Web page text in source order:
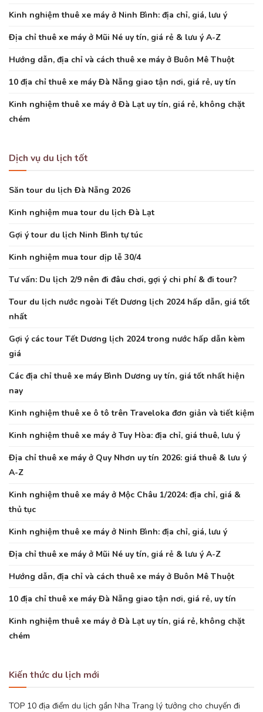
Kinh nghiệm thuê xe máy ở Ninh Bình: địa chỉ, giá, lưu ý
Địa chỉ thuê xe máy ở Mũi Né uy tín, giá rẻ & lưu ý A-Z
Hướng dẫn, địa chỉ và cách thuê xe máy ở Buôn Mê Thuột
10 địa chỉ thuê xe máy Đà Nẵng giao tận nơi, giá rẻ, uy tín
Kinh nghiệm thuê xe máy ở Đà Lạt uy tín, giá rẻ, không chặt
chém
Dịch vụ du lịch tốt
Săn tour du lịch Đà Nẵng 2026
Kinh nghiệm mua tour du lịch Đà Lạt
Gợi ý tour du lịch Ninh Bình tự túc
Kinh nghiệm mua tour dịp lễ 30/4
Tư vấn: Du lịch 2/9 nên đi đâu chơi, gợi ý chi phí & đi tour?
Tour du lịch nước ngoài Tết Dương lịch 2024 hấp dẫn, giá tốt
nhất
Gợi ý các tour Tết Dương lịch 2024 trong nước hấp dẫn kèm
giá
Các địa chỉ thuê xe máy Bình Dương uy tín, giá tốt nhất hiện
nay
Kinh nghiệm thuê xe ô tô trên Traveloka đơn giản và tiết kiệm
Kinh nghiệm thuê xe máy ở Tuy Hòa: địa chỉ, giá thuê, lưu ý
Địa chỉ thuê xe máy ở Quy Nhơn uy tín 2026: giá thuê & lưu ý
A-Z
Kinh nghiệm thuê xe máy ở Mộc Châu 1/2024: địa chỉ, giá &
thủ tục
Kinh nghiệm thuê xe máy ở Ninh Bình: địa chỉ, giá, lưu ý
Địa chỉ thuê xe máy ở Mũi Né uy tín, giá rẻ & lưu ý A-Z
Hướng dẫn, địa chỉ và cách thuê xe máy ở Buôn Mê Thuột
10 địa chỉ thuê xe máy Đà Nẵng giao tận nơi, giá rẻ, uy tín
Kinh nghiệm thuê xe máy ở Đà Lạt uy tín, giá rẻ, không chặt
chém
Kiến thức du lịch mới
TOP 10 địa điểm du lịch gần Nha Trang lý tưởng cho chuyến đi